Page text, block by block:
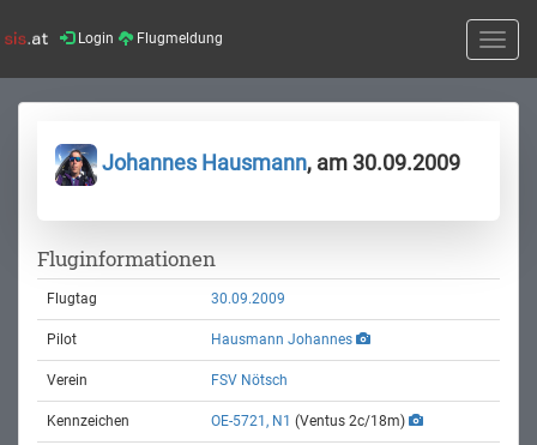
Login Flugmeldung
Toggle
Johannes Hausmann, am 30.09.2009
Fluginformationen
Flugtag 30.09.2009
Pilot Hausmann Johannes
Verein FSV Nötsch
Kennzeichen OE-5721, N1 (Ventus 2c/18m)